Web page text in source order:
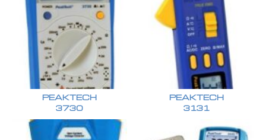
PEAKTECH
3730
PEAKTECH
3131